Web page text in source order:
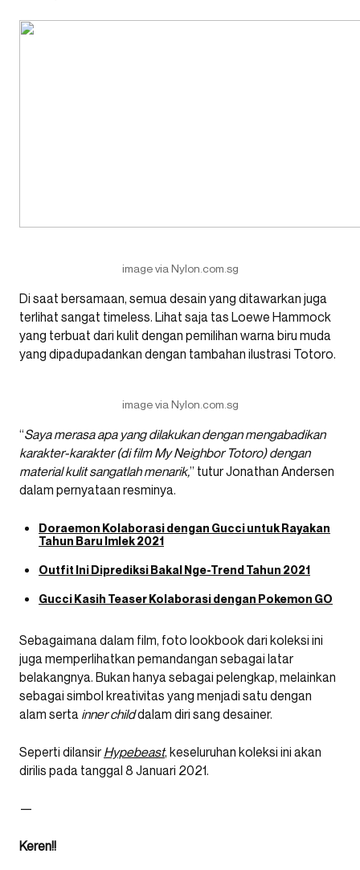
image via Nylon.com.sg
Di saat bersamaan, semua desain yang ditawarkan juga
terlihat sangat timeless. Lihat saja tas Loewe Hammock
yang terbuat dari kulit dengan pemilihan warna biru muda
yang dipadupadankan dengan tambahan ilustrasi Totoro.
image via Nylon.com.sg
“Saya merasa apa yang dilakukan dengan mengabadikan
karakter-karakter (di film My Neighbor Totoro) dengan
material kulit sangatlah menarik,” tutur Jonathan Andersen
dalam pernyataan resminya.
Doraemon Kolaborasi dengan Gucci untuk Rayakan
Tahun Baru Imlek 2021
Outfit Ini Diprediksi Bakal Nge-Trend Tahun 2021
Gucci Kasih Teaser Kolaborasi dengan Pokemon GO
Sebagaimana dalam film, foto lookbook dari koleksi ini
juga memperlihatkan pemandangan sebagai latar
belakangnya. Bukan hanya sebagai pelengkap, melainkan
sebagai simbol kreativitas yang menjadi satu dengan
alam serta inner childdalam diri sang desainer.
Seperti dilansir Hypebeast, keseluruhan koleksi ini akan
dirilis pada tanggal 8 Januari 2021.
—
Keren!!